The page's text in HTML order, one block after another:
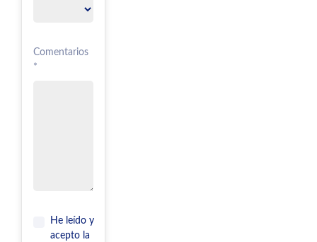
Comentarios
*
He leído y
acepto la